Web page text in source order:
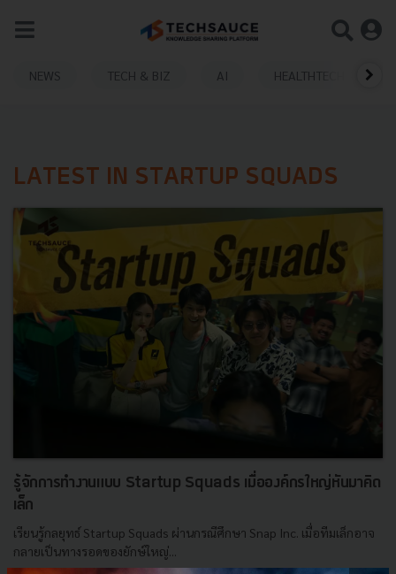
NEWS TECH & BIZ AI HEALTHTECH
LATEST IN STARTUP SQUADS
รู้จักการทำงานแบบ Startup Squads เมื่อองค์กรใหญ่หันมาคิด
เล็ก
เรียนรู้กลยุทธ์ Startup Squads ผ่านกรณีศึกษา Snap Inc. เมื่อทีมเล็กอาจ
กลายเป็นทางรอดของยักษ์ใหญ่...